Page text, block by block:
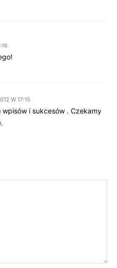
W 17:15
wpisów i sukcesów . Czekamy